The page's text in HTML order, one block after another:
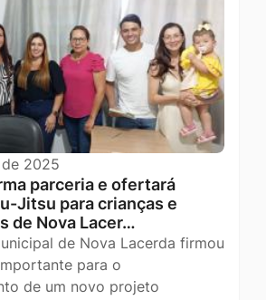
2025
parceria e ofertará
Jitsu para crianças e
de Nova Lacer…
de Nova Lacerda firmou
para o
de um novo projeto